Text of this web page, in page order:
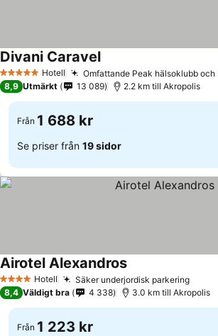
5 Stjärnor Hotell Omfattande Peak hälsoklubb och
Divani Caravel
8,9 Utmärkt 13 089 2.2 km till Akropolis
Från 1 688 kr
Se priser från 19 sidor
4 StjärnorHotell Säker underjordisk parkering
Airotel Alexandros
8,4 Väldigt bra 4 338 3.0 km till Akropolis
Från 1 223 kr